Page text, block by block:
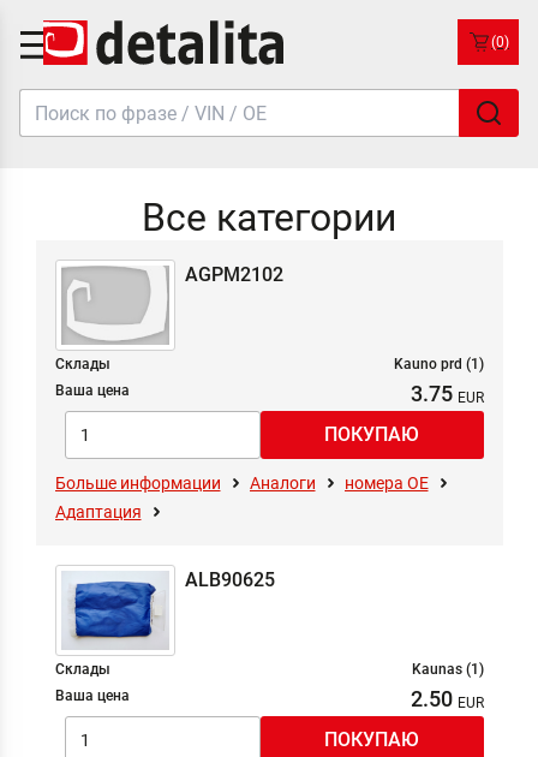
(0)
Все категории
AGPM2102
Склады
Kauno prd (1)
Ваша цена
3.75
Больше информации Аналоги
номера ОЕ
Адаптация
ALB90625
Склады
Kaunas (1)
Ваша цена
2.50